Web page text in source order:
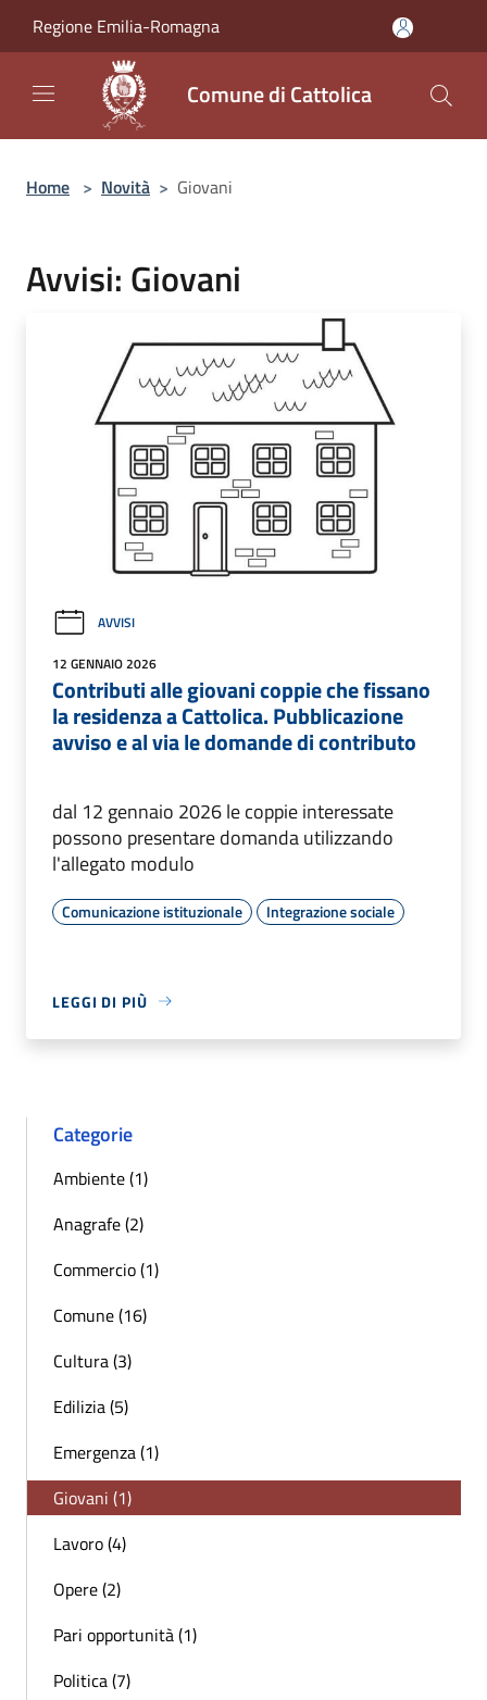
Regione Emilia-Romagna
Comune di Cattolica
Home > Novità > Giovani
Avvisi: Giovani
AVVISI
12 GENNAIO 2026
Contributi alle giovani coppie che fissano
la residenza a Cattolica. Pubblicazione
avviso e al via le domande di contributo
dal 12 gennaio 2026 le coppie interessate
possono presentare domanda utilizzando
l'allegato modulo
Comunicazione istituzionale Integrazione sociale
LEGGI DI PIÙ
Categorie
Ambiente (1)
Anagrafe (2)
Commercio (1)
Comune (16)
Cultura (3)
Edilizia (5)
Emergenza (1)
Giovani (1)
Lavoro (4)
Opere (2)
Pari opportunità (1)
Politica (7)